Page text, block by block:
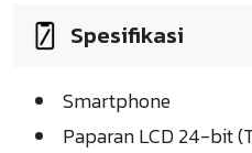
Spesifikasi
Smartphone
Paparan LCD 24-bit